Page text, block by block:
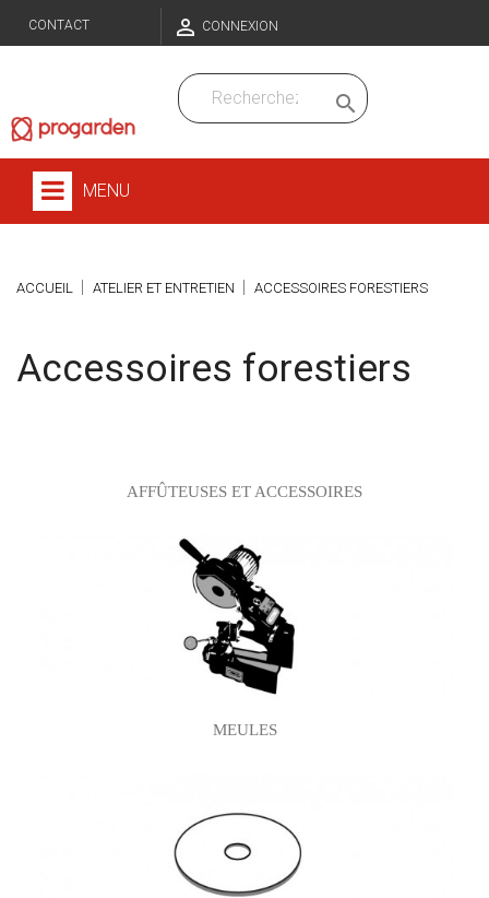
CONTACT  CONNEXION

MENU
ACCUEIL ATELIER ET ENTRETIEN ACCESSOIRES FORESTIERS
Accessoires forestiers
AFFÛTEUSES ET ACCESSOIRES
MEULES